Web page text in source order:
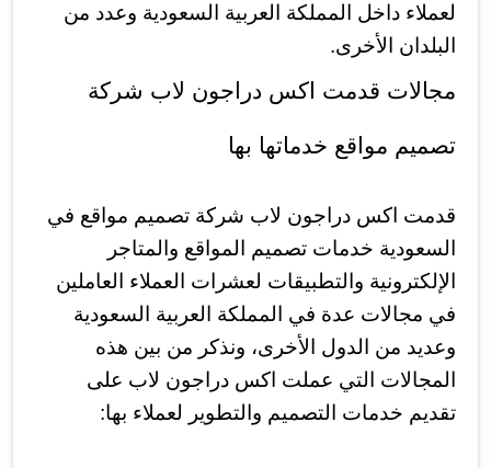
لعملاء داخل المملكة العربية السعودية وعدد من
البلدان الأخرى.
مجالات قدمت اكس دراجون لاب شركة
تصميم مواقع خدماتها بها
قدمت اكس دراجون لاب شركة تصميم مواقع في
السعودية خدمات تصميم المواقع والمتاجر
الإلكترونية والتطبيقات لعشرات العملاء العاملين
في مجالات عدة في المملكة العربية السعودية
وعديد من الدول الأخرى، ونذكر من بين هذه
المجالات التي عملت اكس دراجون لاب على
تقديم خدمات التصميم والتطوير لعملاء بها: